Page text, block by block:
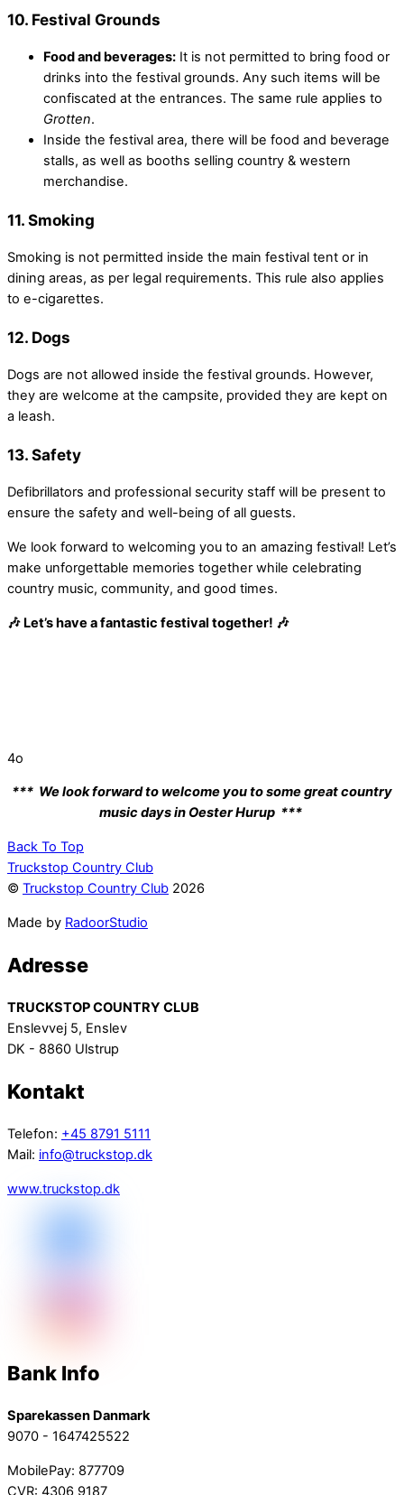
10. Festival Grounds
Food and beverages: It is not permitted to bring food or
drinks into the festival grounds. Any such items will be
confiscated at the entrances. The same rule applies to
Grotten.
Inside the festival area, there will be food and beverage
stalls, as well as booths selling country & western
merchandise.
11.Smoking
Smoking is not permitted inside the main festival tent or in
dining areas, as per legal requirements. This rule also applies
to e-cigarettes.
12. Dogs
Dogs are not allowed inside the festival grounds. However,
they are welcome at the campsite, provided they are kept on
a leash.
13.Safety
Defibrillators and professional security staff will be present to
ensure the safety and well-being of all guests.
We look forward to welcoming you to an amazing festival! Let’s
make unforgettable memories together while celebrating
country music, community, and good times.
🎶 Let’s have a fantastic festival together! 🎶
4o
*** We look forward to welcome you to some great country
music days in Oester Hurup ***
Back To Top
Truckstop Country Club
© Truckstop Country Club 2026
Made by RadoorStudio
Adresse
TRUCKSTOP COUNTRY CLUB
Enslevvej 5, Enslev
DK - 8860 Ulstrup
Kontakt
Telefon: +45 8791 5111
Mail: info@truckstop.dk
www.truckstop.dk
Bank Info
Sparekassen Danmark
9070 - 1647425522
MobilePay: 877709
CVR: 4306 9187